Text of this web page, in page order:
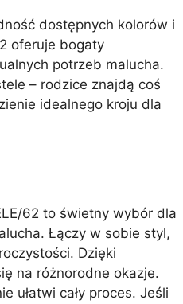
dostępnych kolorów i
oferuje bogaty
potrzeb malucha.
– rodzice znajdą coś
idealnego kroju dla
62 to świetny wybór dla
Łączy w sobie styl,
Dzięki
na różnorodne okazje.
ułatwi cały proces. Jeśli